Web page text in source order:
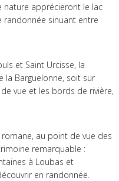
nature apprécieront le lac
randonnée sinuant entre
et Saint Urcisse, la
la Barguelonne, soit sur
vue et les bords de rivière,
au point de vue des
remarquable :
à Loubas et
en randonnée.